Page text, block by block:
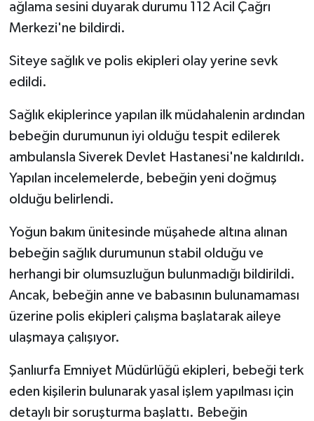
ağlama sesini duyarak durumu 112 Acil Çağrı
Merkezi'ne bildirdi.
Siteye sağlık ve polis ekipleri olay yerine sevk
edildi.
Sağlık ekiplerince yapılan ilk müdahalenin ardından
bebeğin durumunun iyi olduğu tespit edilerek
ambulansla Siverek Devlet Hastanesi'ne kaldırıldı.
Yapılan incelemelerde, bebeğin yeni doğmuş
olduğu belirlendi.
Yoğun bakım ünitesinde müşahede altına alınan
bebeğin sağlık durumunun stabil olduğu ve
herhangi bir olumsuzluğun bulunmadığı bildirildi.
Ancak, bebeğin anne ve babasının bulunamaması
üzerine polis ekipleri çalışma başlatarak aileye
ulaşmaya çalışıyor.
Şanlıurfa Emniyet Müdürlüğü ekipleri, bebeği terk
eden kişilerin bulunarak yasal işlem yapılması için
detaylı bir soruşturma başlattı. Bebeğin
YEREL YÖNETİM
SEÇİM 2011
ÜÇÜNCÜ SAYFA
BİLİMNET
Yemek
SİVİL TOPLUM
SEÇİM 2014
KİM KİMDİR
ÇEK GÖNDER
KİTAP
HEDEF2020